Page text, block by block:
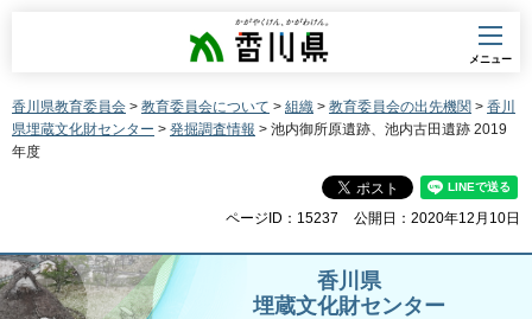
香川県
メニュー
香川県教育委員会 > 教育委員会について > 組織 > 教育委員会の出先機関 > 香川
県埋蔵文化財センター > 発掘調査情報 > 池内御所原遺跡、池内古田遺跡 2019
年度
ページID：15237 公開日：2020年12月10日
香川県
埋蔵文化財センター